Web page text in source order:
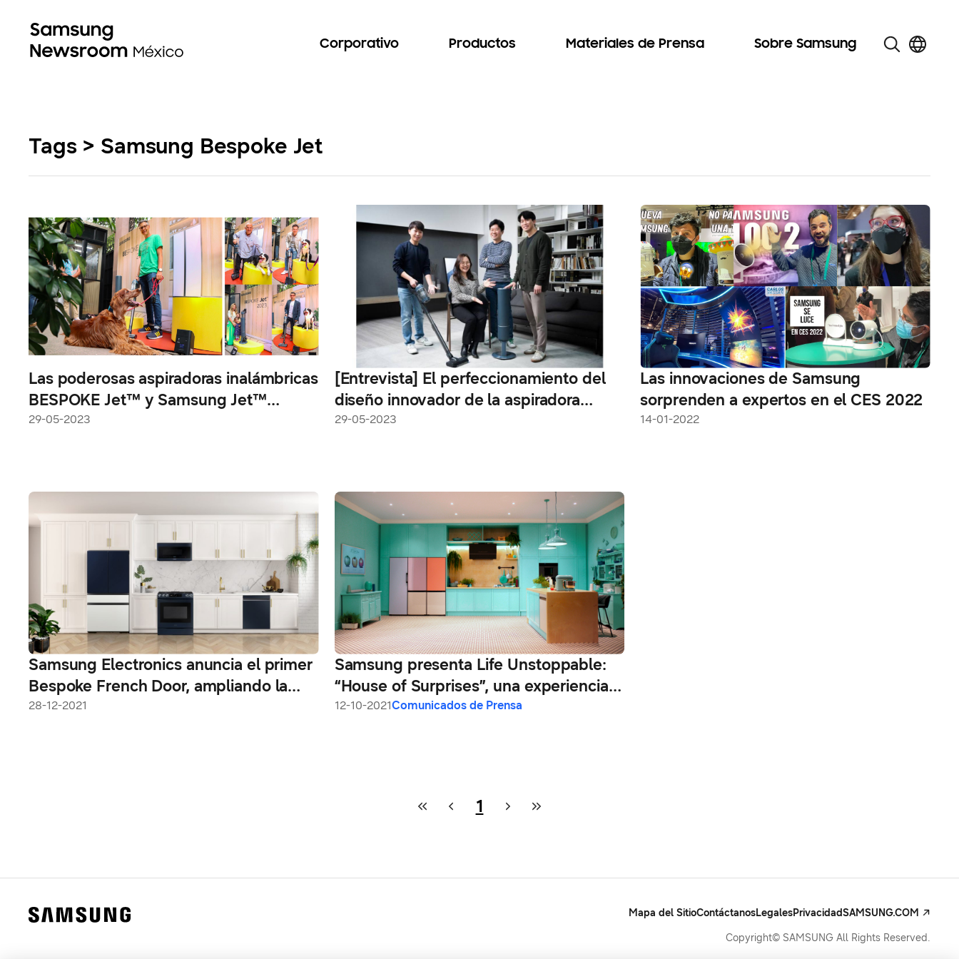
Corporativo Productos Materiales de Prensa Sobre Samsung
Tags > Samsung Bespoke Jet
Las poderosas aspiradoras inalámbricas
BESPOKE Jet™ y Samsung Jet™
sorprenden en un evento exclusivo
29-05-2023
[Entrevista] El perfeccionamiento del
diseño innovador de la aspiradora
Bespoke Jet™ de Samsung
29-05-2023
Las innovaciones de Samsung
sorprenden a expertos en el CES 2022
14-01-2022
Samsung Electronics anuncia el primer
Bespoke French Door, ampliando la
línea de refrigeradores Bespoke
28-12-2021
Samsung presenta Life Unstoppable:
“House of Surprises”, una experiencia
virtual inmersiva que muestra el
12-10-2021Comunicados de Prensa
1
Mapa del SitioContáctanosLegalesPrivacidadSAMSUNG.COM
Copyright© SAMSUNG All Rights Reserved.